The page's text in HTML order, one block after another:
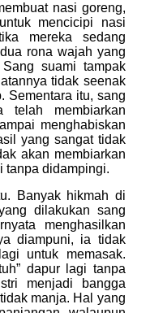
nasi goreng,
mencicipi nasi
mereka sedang
rona wajah yang
suami tampak
tidak seenak
Sementara itu, sang
telah membiarkan
menghabiskan
yang sangat tidak
akan membiarkan
tanpa didampingi.
Banyak hikmah di
dilakukan sang
menghasilkan
diampuni, ia tidak
untuk memasak.
dapur lagi tanpa
menjadi bangga
manja. Hal yang